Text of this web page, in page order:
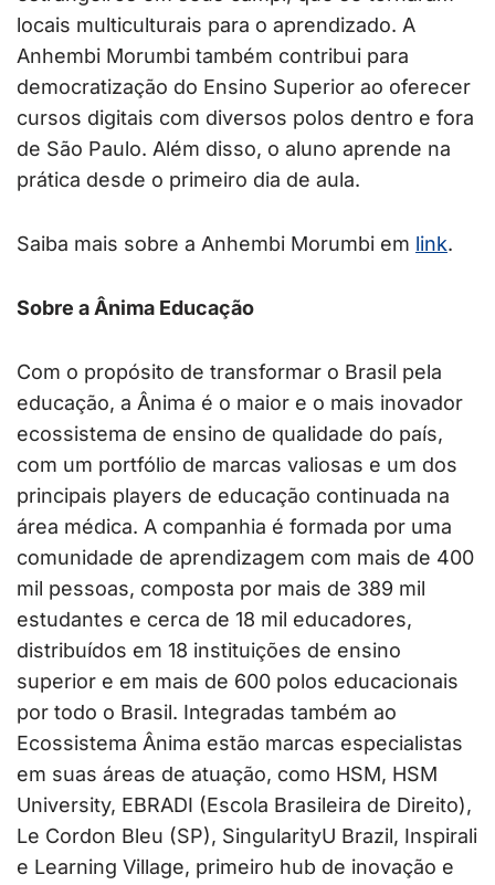
locais multiculturais para o aprendizado. A
Anhembi Morumbi também contribui para
democratização do Ensino Superior ao oferecer
cursos digitais com diversos polos dentro e fora
de São Paulo. Além disso, o aluno aprende na
prática desde o primeiro dia de aula.
Saiba mais sobre a Anhembi Morumbi em link.
Sobre a Ânima Educação
Com o propósito de transformar o Brasil pela
educação, a Ânima é o maior e o mais inovador
ecossistema de ensino de qualidade do país,
com um portfólio de marcas valiosas e um dos
principais players de educação continuada na
área médica. A companhia é formada por uma
comunidade de aprendizagem com mais de 400
mil pessoas, composta por mais de 389 mil
estudantes e cerca de 18 mil educadores,
distribuídos em 18 instituições de ensino
superior e em mais de 600 polos educacionais
por todo o Brasil. Integradas também ao
Ecossistema Ânima estão marcas especialistas
em suas áreas de atuação, como HSM, HSM
University, EBRADI (Escola Brasileira de Direito),
Le Cordon Bleu (SP), SingularityU Brazil, Inspirali
e Learning Village, primeiro hub de inovação e